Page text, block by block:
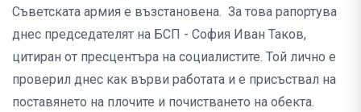
Съветската армия е възстановена. За това рапортува
днес председателят на БСП - София Иван Таков,
цитиран от пресцентъра на социалистите. Той лично е
проверил днес как върви работата и е присъствал на
поставянето на плочите и почистването на обекта.